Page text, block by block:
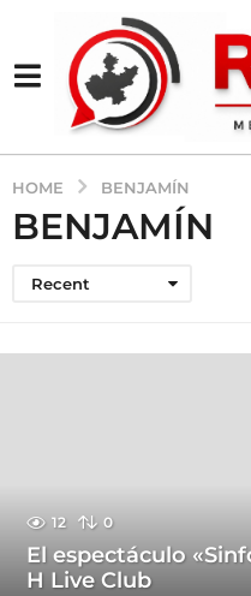
HOME BENJAMÍN
BENJAMÍN
Recent
12 0
El espectáculo
H Live Club